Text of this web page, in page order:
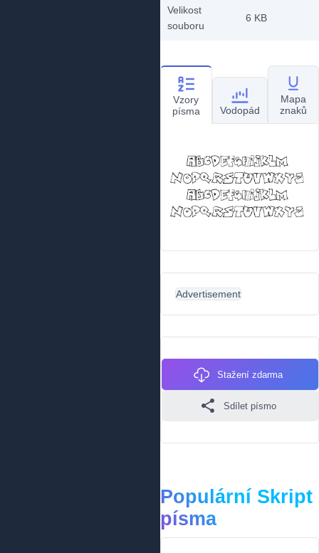
Velikost
souboru
6 KB
Vzory
písma
Vodopád
Mapa
znaků
Advertisement
Stažení zdarma
Sdílet písmo
Populární Skript
písma